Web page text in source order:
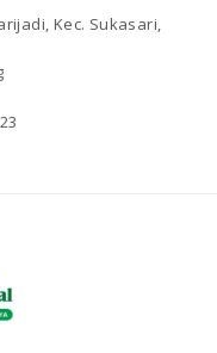
Kec. Sukasari,